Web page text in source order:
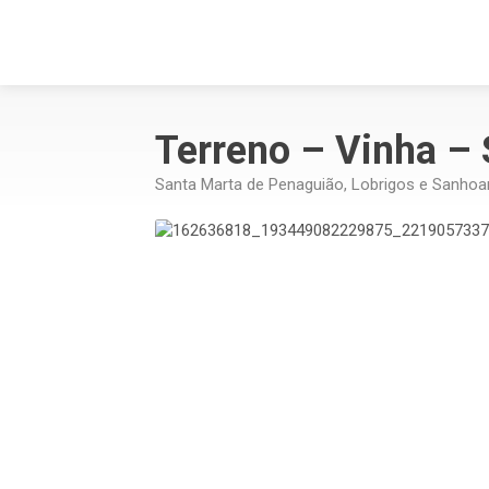
Terreno – Vinha –
Santa Marta de Penaguião, Lobrigos e